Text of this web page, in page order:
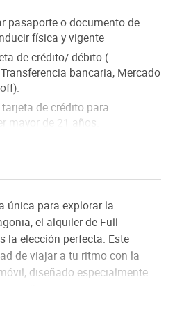
pasaporte o documento de
física y vigente
de crédito/ débito (
bancaria, Mercado
de crédito para
mayor de 21 años.
única para explorar la
el alquiler de Full
la elección perfecta. Este
de viajar a tu ritmo con la
diseñado especialmente